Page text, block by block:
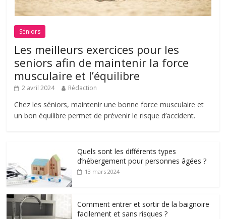
Séniors
Les meilleurs exercices pour les
seniors afin de maintenir la force
musculaire et l’équilibre
2 avril 2024 Rédaction
Chez les séniors, maintenir une bonne force musculaire et
un bon équilibre permet de prévenir le risque d’accident.
Quels sont les différents types
d’hébergement pour personnes âgées ?
13 mars 2024
Comment entrer et sortir de la baignoire
facilement et sans risques ?